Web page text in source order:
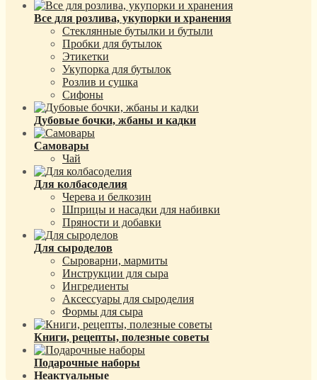
Все для розлива, укупорки и хранения
Стеклянные бутылки и бутыли
Пробки для бутылок
Этикетки
Укупорка для бутылок
Розлив и сушка
Сифоны
Дубовые бочки, жбаны и кадки
Самовары
Чай
Для колбасоделия
Черева и белкозин
Шприцы и насадки для набивки
Пряности и добавки
Для сыроделов
Сыроварни, мармиты
Инструкции для сыра
Ингредиенты
Аксессуары для сыроделия
Формы для сыра
Книги, рецепты, полезные советы
Подарочные наборы
Неактуальные